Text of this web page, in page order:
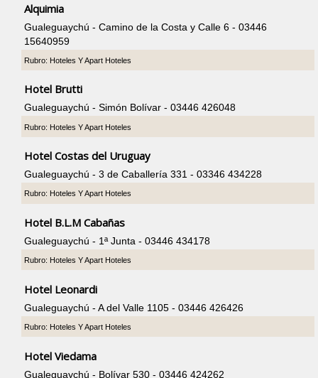
Alquimia
Gualeguaychú - Camino de la Costa y Calle 6 - 03446
15640959
Rubro: Hoteles Y Apart Hoteles
Hotel Brutti
Gualeguaychú - Simón Bolívar - 03446 426048
Rubro: Hoteles Y Apart Hoteles
Hotel Costas del Uruguay
Gualeguaychú - 3 de Caballería 331 - 03346 434228
Rubro: Hoteles Y Apart Hoteles
Hotel B.L.M Cabañas
Gualeguaychú - 1ª Junta - 03446 434178
Rubro: Hoteles Y Apart Hoteles
Hotel Leonardi
Gualeguaychú - A del Valle 1105 - 03446 426426
Rubro: Hoteles Y Apart Hoteles
Hotel Viedama
Gualeguaychú - Bolívar 530 - 03446 424262